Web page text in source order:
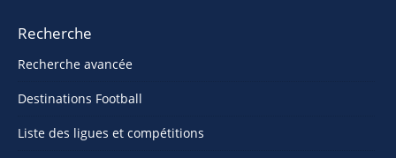
Recherche
Recherche avancée
Destinations Football
Liste des ligues et compétitions